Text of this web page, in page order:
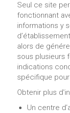
Seul ce site
fonctionnant
informations y
alors de
sous plusieurs
indications
spécifique
Obtenir plus
Un centre